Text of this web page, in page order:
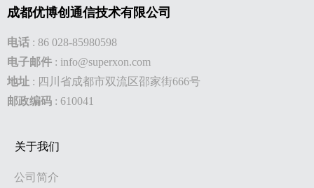
关于我们
公司简介
成都优博创通信技术有限公司
电话 : 86 028-85980598
电子邮件 : info@superxon.com
地址 : 四川省成都市双流区邵家街666号
邮政编码 : 610041